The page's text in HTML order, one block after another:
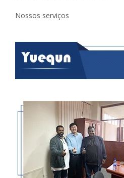
Nossos serviços